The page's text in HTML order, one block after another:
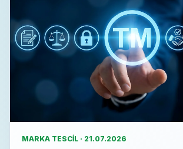
MARKA TESCIL · 21.07.2026